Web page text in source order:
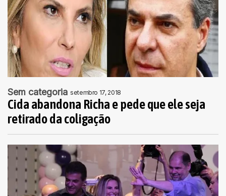
Sem categoria setembro 17, 2018
Cida abandona Richa e pede que ele seja
retirado da coligação